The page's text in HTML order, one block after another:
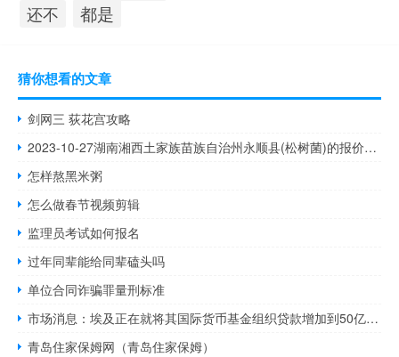
还不 都是
猜你想看的文章
剑网三 荻花宫攻略
2023-10-27湖南湘西土家族苗族自治州永顺县(松树菌)的报价是多少
怎样熬黑米粥
怎么做春节视频剪辑
监理员考试如何报名
过年同辈能给同辈磕头吗
单位合同诈骗罪量刑标准
市场消息：埃及正在就将其国际货币基金组织贷款增加到50亿美元以上进行谈判
青岛住家保姆网（青岛住家保姆）